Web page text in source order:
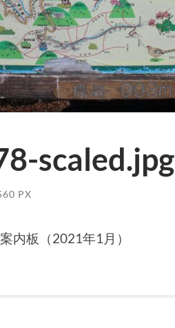
scaled.jpg
PX
内板（2021年1月）